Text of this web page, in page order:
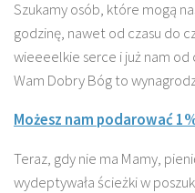
Szukamy osób, które mogą
godzinę, nawet od czasu do
wieeeelkie serce i już nam od
Wam Dobry Bóg to
Możesz nam podarować
Teraz, gdy nie ma Mamy,
wydeptywała ścieżki w